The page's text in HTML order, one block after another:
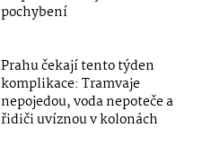
pochybení
Prahu čekají tento týden
komplikace: Tramvaje
nepojedou, voda nepoteče a
řidiči uvíznou v kolonách